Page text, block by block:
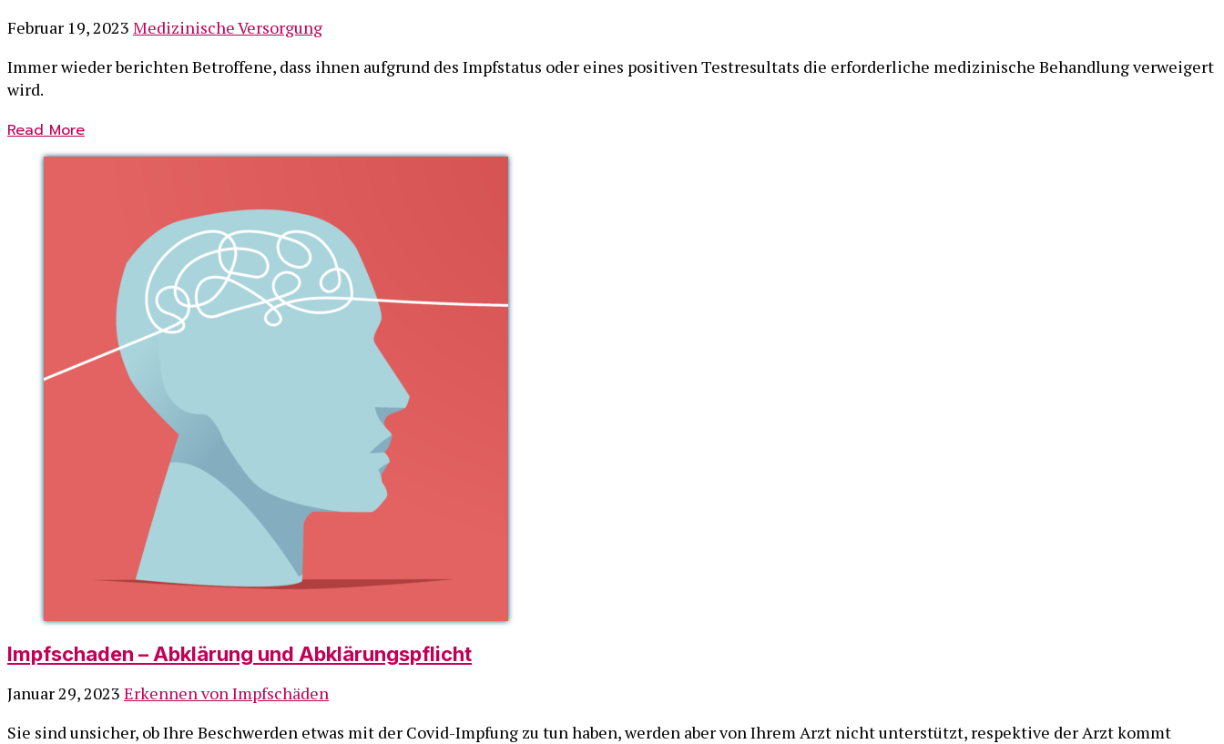
Februar 19, 2023 Medizinische Versorgung
Immer wieder berichten Betroffene, dass ihnen aufgrund des Impfstatus oder eines positiven Testresultats die erforderliche medizinische Behandlung verweigert
wird.
Read More
Impfschaden – Abklärung und Abklärungspflicht
Januar 29, 2023 Erkennen von Impfschäden
Sie sind unsicher, ob Ihre Beschwerden etwas mit der Covid-Impfung zu tun haben, werden aber von Ihrem Arzt nicht unterstützt, respektive der Arzt kommt